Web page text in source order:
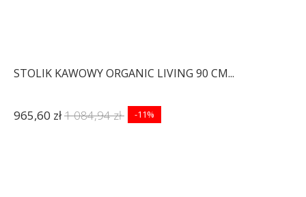
STOLIK KAWOWY ORGANIC LIVING 90 CM...
965,60 zł1 084,94 zł -11%